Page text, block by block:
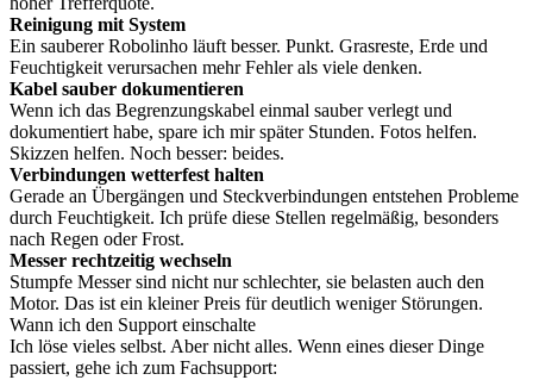
Reinigung mit System
Ein sauberer Robolinho läuft besser. Punkt. Grasreste, Erde und
Feuchtigkeit verursachen mehr Fehler als viele denken.
Kabel sauber dokumentieren
Wenn ich das Begrenzungskabel einmal sauber verlegt und
dokumentiert habe, spare ich mir später Stunden. Fotos helfen.
Skizzen helfen. Noch besser: beides.
Verbindungen wetterfest halten
Gerade an Übergängen und Steckverbindungen entstehen Probleme
durch Feuchtigkeit. Ich prüfe diese Stellen regelmäßig, besonders
nach Regen oder Frost.
Messer rechtzeitig wechseln
Stumpfe Messer sind nicht nur schlechter, sie belasten auch den
Motor. Das ist ein kleiner Preis für deutlich weniger Störungen.
Wann ich den Support einschalte
Ich löse vieles selbst. Aber nicht alles. Wenn eines dieser Dinge
passiert, gehe ich zum Fachsupport: